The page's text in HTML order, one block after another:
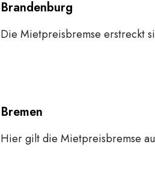
Brandenburg
Die Mietpreisbremse erstreckt
Bremen
Hier gilt die Mietpreisbremse